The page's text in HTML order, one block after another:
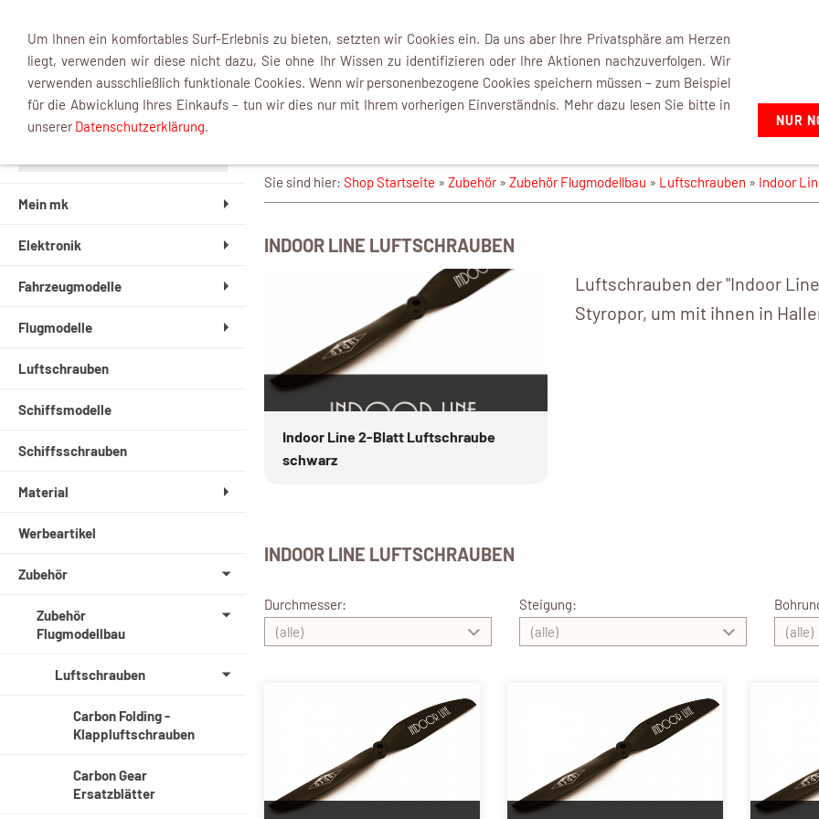
Mein mk
Elektronik
Fahrzeugmodelle
Flugmodelle
Luftschrauben
Schiffsmodelle
Schiffsschrauben
Material
Werbeartikel
Zubehör
Zubehör
Flugmodellbau
Luftschrauben
Carbon Folding -
Klappluftschrauben
Carbon Gear
Ersatzblätter
Sie sind hier: Shop Startseite » Zubehör» Zubehör Flugmodellbau » Luftschrauben » Indoor
INDOOR LINE LUFTSCHRAUBEN
Indoor Line 2-Blatt Luftschraube
schwarz
Luftschrauben der "Indoor
Styropor, um mit ihnen in
INDOOR LINE LUFTSCHRAUBEN
Durchmesser: Steigung:
Um Ihnen ein komfortables Surf-Erlebnis zu bieten, setzten wir Cookies ein. Da uns aber Ihre Privatsphäre am Herzen
liegt, verwenden wir diese nicht dazu, Sie ohne Ihr Wissen zu identifizieren oder Ihre Aktionen nachzuverfolgen. Wir
verwenden ausschließlich funktionale Cookies. Wenn wir personenbezogene Cookies speichern müssen – zum Beispiel
für die Abwicklung Ihres Einkaufs – tun wir dies nur mit Ihrem vorherigen Einverständnis. Mehr dazu lesen Sie bitte in
unserer Datenschutzerklärung. NUR